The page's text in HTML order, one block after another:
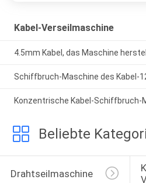
Kabel-Verseilmaschine
4.5mm Kabel, das Maschine
Schiffbruch-Maschine des Kabel-
Konzentrische Kabel-Schiffbruch-
Beliebte
Drahtseilmaschine